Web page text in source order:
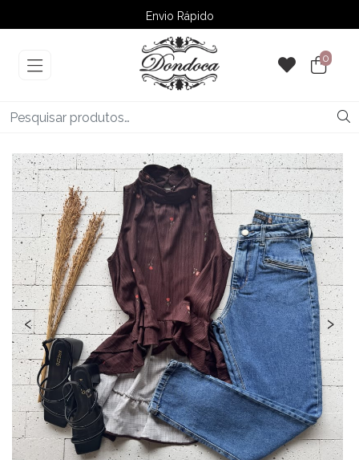
Envio Rápido
➚ Ofertas– Até 60% OFF
0
‹ ›